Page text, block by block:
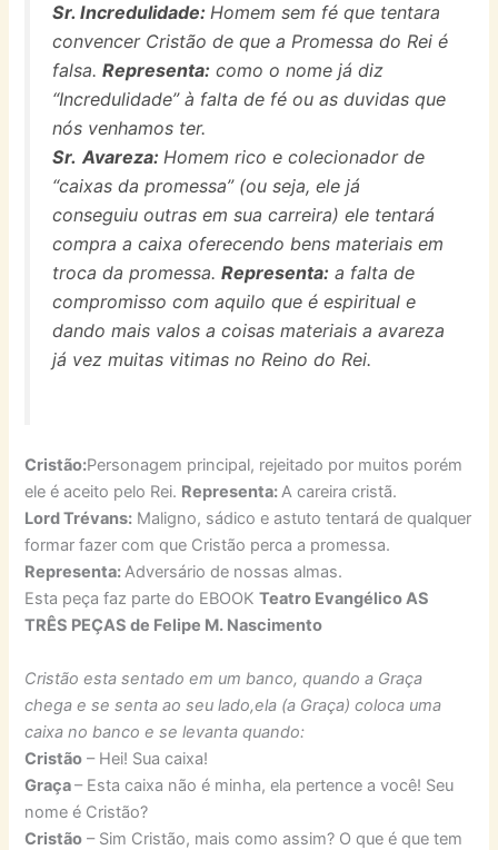
Sr.Incredulidade:Homem sem fé que tentara
convencer Cristão de que a Promessa do Rei é
falsa.Representa: como o nome já diz
“Incredulidade” à falta de fé ou as duvidas que
nós venhamos ter.
Sr. Avareza:Homem rico e colecionador de
“caixas da promessa” (ou seja, ele já
conseguiu outras em sua carreira) ele tentará
compra a caixa oferecendo bens materiais em
troca da promessa.Representa: a falta de
compromisso com aquilo que é espiritual e
dando mais valos a coisas materiais a avareza
já vez muitas vitimas no Reino do Rei.
Cristão:Personagem principal, rejeitado por muitos porém
ele é aceito pelo Rei. Representa:A careira cristã.
Lord Trévans: Maligno, sádico e astuto tentará de qualquer
formar fazer com que Cristão perca a promessa.
Representa:Adversário de nossas almas.
Esta peça faz parte do EBOOKTeatro Evangélico AS
TRÊS PEÇAS de Felipe M. Nascimento
Cristão esta sentado em um banco, quando a Graça
chega e se senta ao seu lado,ela (a Graça) coloca uma
caixa no banco e se levanta quando:
Cristão – Hei! Sua caixa!
Graça– Esta caixa não é minha, ela pertence a você! Seu
nome é Cristão?
Cristão – Sim Cristão, mais como assim? O que é que tem